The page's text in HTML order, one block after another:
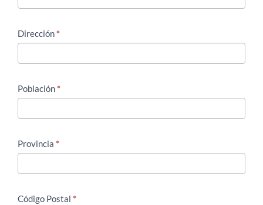
Dirección*
Población*
Provincia *
Código Postal *